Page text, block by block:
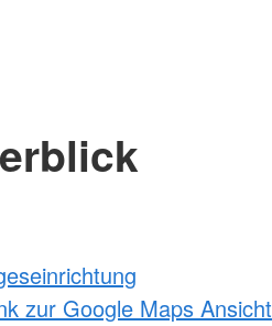
zur Google Maps Ansicht